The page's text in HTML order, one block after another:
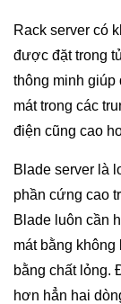
Rack server có
được đặt trong
thông minh giúp
mát trong các
điện cũng cao
Blade server là
phần cứng cao
Blade luôn cần
mát bằng không
bằng chất lỏng.
hơn hẳn hai